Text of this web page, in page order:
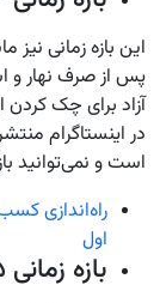
پس از صرف نهار و
آزاد برای چک کردن
در اینستاگرام
است و نمی‌توانید
راه‌اندازی
اول
بازه زمانی ۵ تا ۷ بعد از ظهر